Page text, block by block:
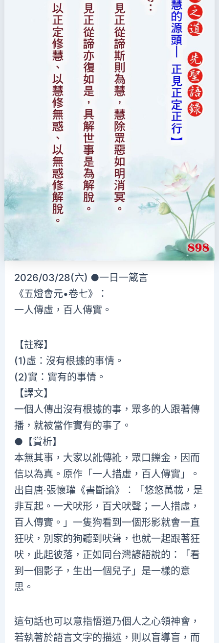
2026/03/28(六) ●一日一箴言
《五燈會元•卷七》：
一人傳虛，百人傳實。
【註釋】
(1)虛：沒有根據的事情。
(2)實：實有的事情。
【譯文】
一個人傳出沒有根據的事，眾多的人跟著傳
播，就被當作實有的事了。
●【賞析】
本無其事，大家以訛傳訛，眾口鑠金，因而
信以為真。原作「一人措虛，百人傳實」。
出自唐‧張懷瓘《書斷論》︰「悠悠萬載，是
非互起。一犬吠形，百犬吠聲；一人措虛，
百人傳實。」一隻狗看到一個形影就會一直
狂吠，別家的狗聽到吠聲，也就一起跟著狂
吠，此起彼落，正如同台灣諺語說的：「看
到一個影子，生出一個兒子」是一樣的意
思。
這句話也可以意指悟道乃個人之心領神會，
若執著於語言文字的描述，則以盲導盲，而